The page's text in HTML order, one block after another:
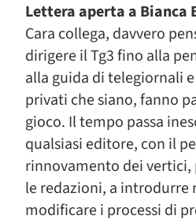
Lettera aperta a Bianca
Cara collega, davvero
dirigere il Tg3 fino alla
alla guida di telegiornali
privati che siano, fanno
gioco. Il tempo passa
qualsiasi editore, con il
rinnovamento dei
le redazioni, a introdurre
modificare i processi di